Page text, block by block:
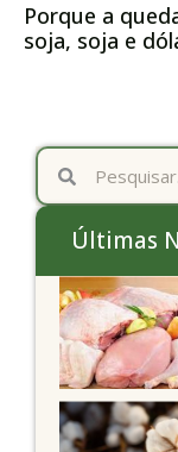
Porque a
soja, soja e
Últimas